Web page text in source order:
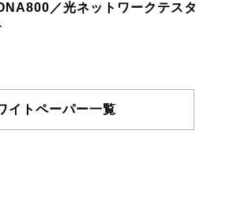
／光ネットワークテスタ
イトペーパー一覧